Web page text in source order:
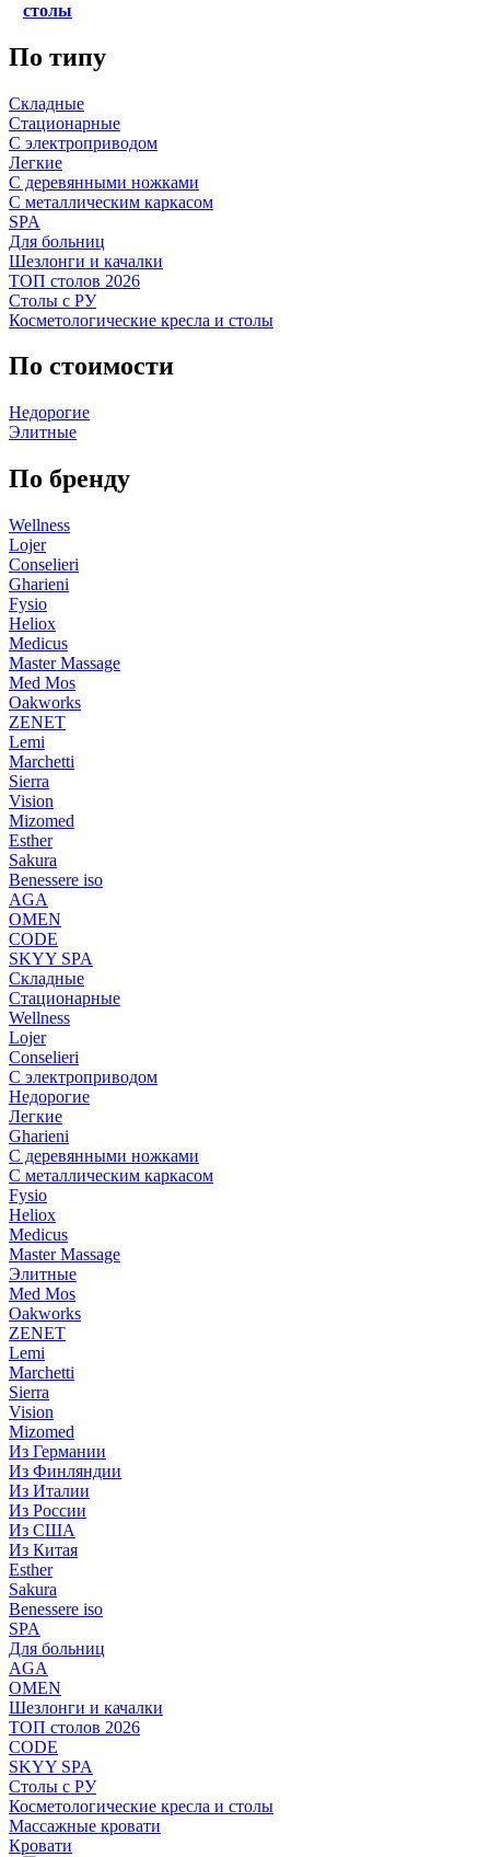
столы
По типу
Складные
Стационарные
С электроприводом
Легкие
С деревянными ножками
С металлическим каркасом
SPA
Для больниц
Шезлонги и качалки
ТОП столов 2026
Столы с РУ
Косметологические кресла и столы
По стоимости
Недорогие
Элитные
По бренду
Wellness
Lojer
Conselieri
Gharieni
Fysio
Heliox
Medicus
Master Massage
Med Mos
Oakworks
ZENET
Lemi
Marchetti
Sierra
Vision
Mizomed
Esther
Sakura
Benessere iso
AGA
OMEN
CODE
SKYY SPA
Складные
Стационарные
Wellness
Lojer
Conselieri
С электроприводом
Недорогие
Легкие
Gharieni
С деревянными ножками
С металлическим каркасом
Fysio
Heliox
Medicus
Master Massage
Элитные
Med Mos
Oakworks
ZENET
Lemi
Marchetti
Sierra
Vision
Mizomed
Из Германии
Из Финляндии
Из Италии
Из России
Из США
Из Китая
Esther
Sakura
Benessere iso
SPA
Для больниц
AGA
OMEN
Шезлонги и качалки
ТОП столов 2026
CODE
SKYY SPA
Столы с РУ
Косметологические кресла и столы
Массажные кровати
Кровати